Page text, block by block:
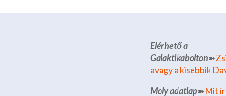
Elérhető a
Galaktikabolton➽
avagy a kisebbik
Moly adatlap➽Mit